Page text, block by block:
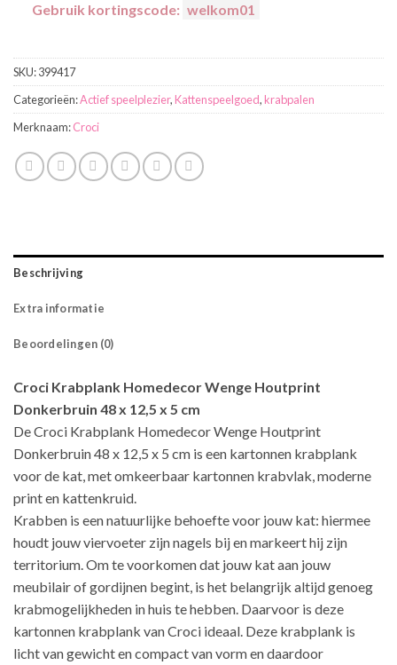
Gebruik kortingscode: welkom01
SKU:399417
Categorieën:Actief speelplezier,Kattenspeelgoed,krabpalen
Merknaam:Croci
Beschrijving
Extra informatie
Beoordelingen (0)
Croci Krabplank Homedecor Wenge Houtprint
Donkerbruin 48 x 12,5 x 5 cm
De Croci Krabplank Homedecor Wenge Houtprint
Donkerbruin 48 x 12,5 x 5 cm is een kartonnen krabplank
voor de kat, met omkeerbaar kartonnen krabvlak, moderne
print en kattenkruid.
Krabben is een natuurlijke behoefte voor jouw kat: hiermee
houdt jouw viervoeter zijn nagels bij en markeert hij zijn
territorium. Om te voorkomen dat jouw kat aan jouw
meubilair of gordijnen begint, is het belangrijk altijd genoeg
krabmogelijkheden in huis te hebben. Daarvoor is deze
kartonnen krabplank van Croci ideaal. Deze krabplank is
licht van gewicht en compact van vorm en daardoor